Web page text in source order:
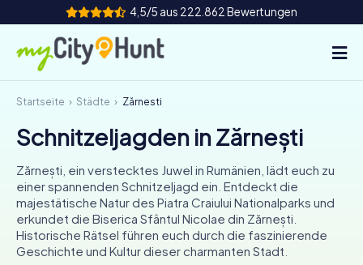
4,5/5 aus 222.862 Bewertungen
So funktioniert's
Städte
Touren
Teamevent
Tickets
Startseite Städte Zărnești
Schnitzeljagden in Zărnești
Zărnești, ein verstecktes Juwel in Rumänien, lädt euch zu
einer spannenden Schnitzeljagd ein. Entdeckt die
majestätische Natur des Piatra Craiului Nationalparks und
erkundet die Biserica Sfântul Nicolae din Zărnești.
Historische Rätsel führen euch durch die faszinierende
Geschichte und Kultur dieser charmanten Stadt.